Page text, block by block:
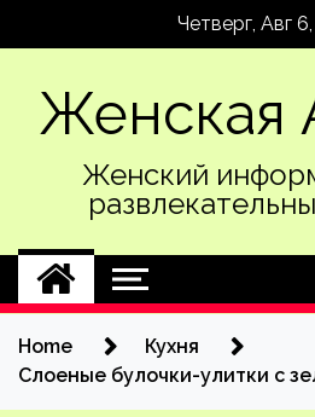
Четверг, Авг
Женская
Женский
Home
Кухня
Слоеные булочки-улитки с